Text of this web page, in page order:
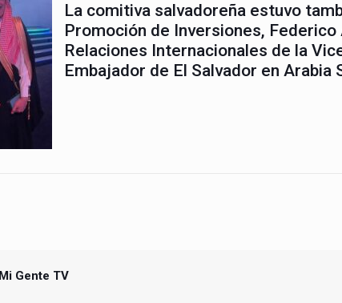
La comitiva salvadoreña estuvo
Promoción de Inversiones,
Relaciones Internacionales de la
Embajador de El Salvador en Arabia
Gente TV